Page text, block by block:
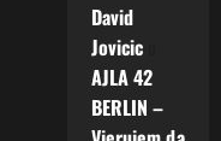
David
Jovicic
AJLA 42
BERLIN –